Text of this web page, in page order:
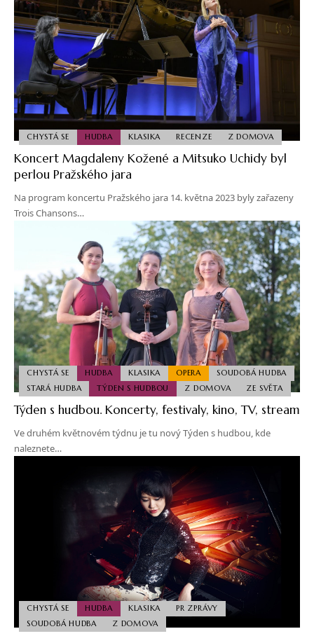
CHYSTÁ SE HUDBA KLASIKA RECENZE Z DOMOVA
Koncert Magdaleny Kožené a Mitsuko Uchidy byl
perlou Pražského jara
Na program koncertu Pražského jara 14. května 2023 byly zařazeny
Trois Chansons…
CHYSTÁ SE HUDBA KLASIKA OPERA
SOUDOBÁ HUDBA
STARÁ HUDBA
TÝDEN S HUDBOU Z DOMOVA ZE SVĚTA
Týden s hudbou. Koncerty, festivaly, kino, TV, stream
Ve druhém květnovém týdnu je tu nový Týden s hudbou, kde
naleznete…
CHYSTÁ SE HUDBA KLASIKA
PR ZPRÁVY
SOUDOBÁ HUDBA
Z DOMOVA